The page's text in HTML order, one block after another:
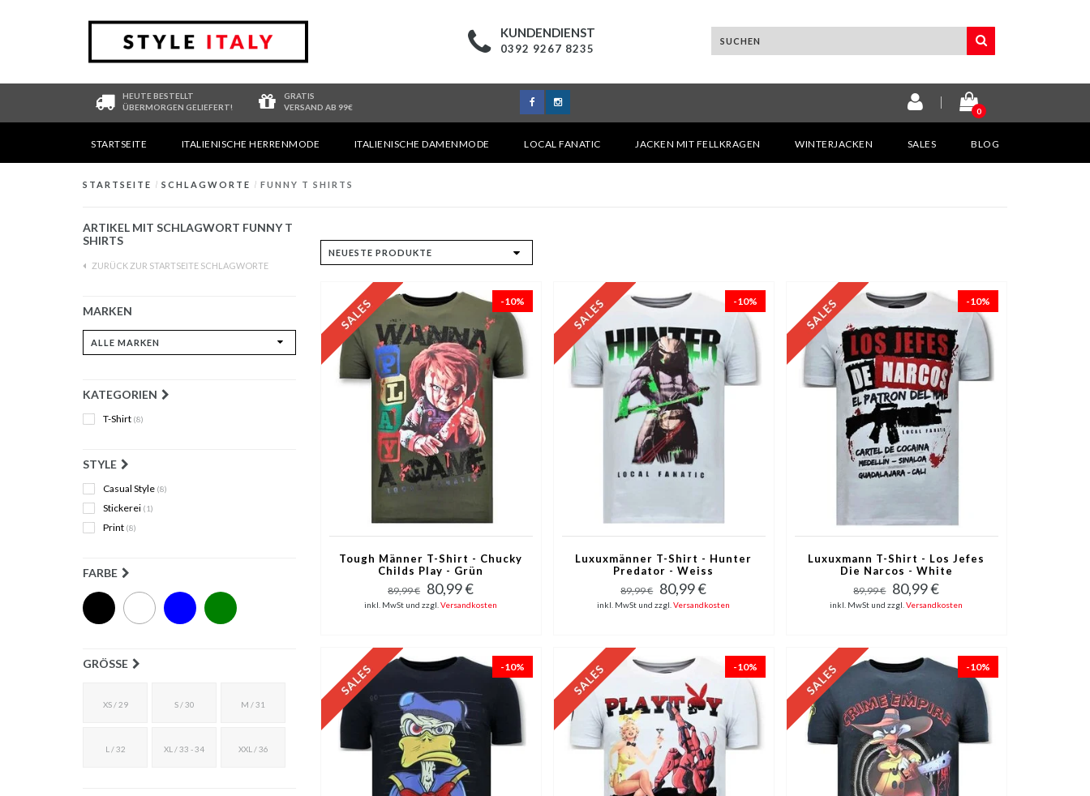
KUNDENDIENST
0392 9267 8235
HEUTE BESTELLT
ÜBERMORGEN GELIEFERT!
GRATIS
VERSAND AB 99€
0
STARTSEITE ITALIENISCHE HERRENMODE ITALIENISCHE DAMENMODE LOCAL FANATIC JACKEN MIT FELLKRAGEN WINTERJACKEN SALES BLOG
STARTSEITE / SCHLAGWORTE / FUNNY T SHIRTS
ARTIKEL MIT SCHLAGWORT FUNNY T
SHIRTS
ZURÜCK ZUR STARTSEITE SCHLAGWORTE
MARKEN
KATEGORIEN
T-Shirt (8)
STYLE
Casual Style (8)
Stickerei (1)
Print (8)
FARBE
GRÖSSE
XS / 29 S / 30 M / 31
L / 32 XL / 33 - 34 XXL / 36
-10%
Tough Männer T-Shirt - Chucky
Childs Play - Grün
89,99 € 80,99 €
inkl. MwSt und zzgl.Versandkosten
-10%
Luxuxmänner T-Shirt - Hunter
Predator - Weiss
89,99 € 80,99 €
inkl. MwSt und zzgl.Versandkosten
-10%
Luxuxmann T-Shirt - Los Jefes
Die Narcos - White
89,99 € 80,99 €
inkl. MwSt und zzgl.Versandkosten
-10% -10% -10%